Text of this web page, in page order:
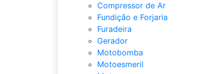
Compressor de Ar
Fundição e Forjaria
Furadeira
Gerador
Motobomba
Motoesmeril